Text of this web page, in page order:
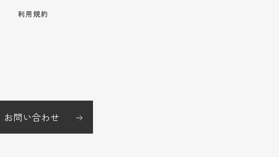
利用規約
お問い合わせ